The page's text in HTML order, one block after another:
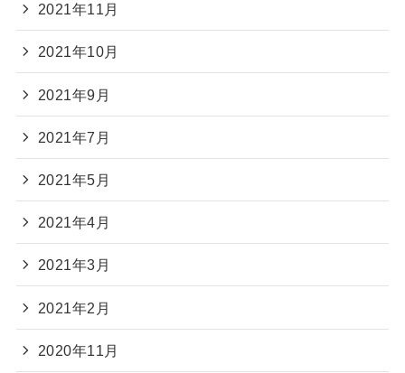
2021年11月
2021年10月
2021年9月
2021年7月
2021年5月
2021年4月
2021年3月
2021年2月
2020年11月